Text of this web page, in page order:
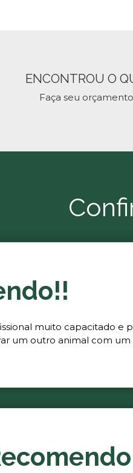
ENCONTROU O
Faça seu
muito capacitado e
um outro animal com